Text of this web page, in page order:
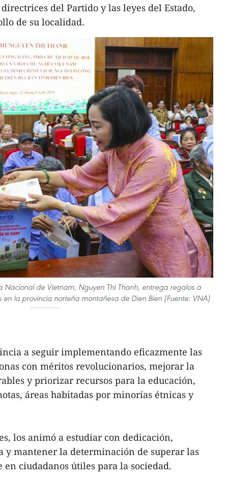
del Partido y las leyes del Estado,
de su localidad.
de Vietnam, Nguyen Thi Thanh, entrega regalos a
la provincia norteña montañesa de Dien Bien (Fuente: VNA)
a seguir implementando eficazmente las
con méritos revolucionarios, mejorar la
y priorizar recursos para la educación,
áreas habitadas por minorías étnicas y
los animó a estudiar con dedicación,
y mantener la determinación de superar las
ciudadanos útiles para la sociedad.